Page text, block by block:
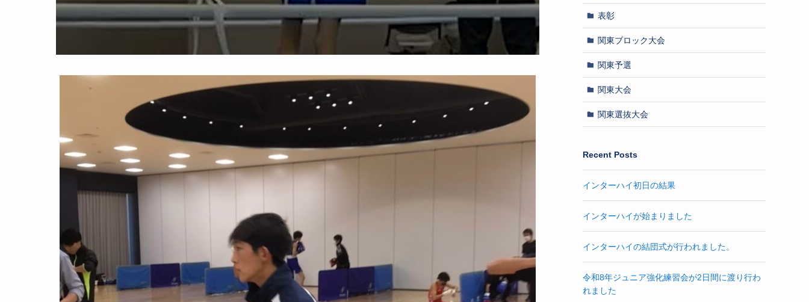
表彰
関東ブロック大会
関東予選
関東大会
関東選抜大会
Recent Posts
インターハイ初日の結果
インターハイが始まりました
インターハイの結団式が行われました。
令和8年ジュニア強化練習会が2日間に渡り行わ
れました